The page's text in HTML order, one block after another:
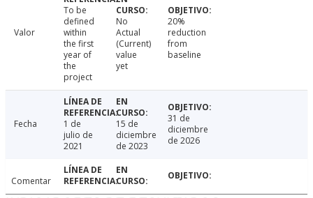
Valor
To be
defined
within
the first
year of
the
project
No
Actual
(Current)
value
yet
20%
reduction
from
baseline
Fecha
1 de
julio de
2021
15 de
diciembre
de 2023
31 de
diciembre
de 2026
Comentar